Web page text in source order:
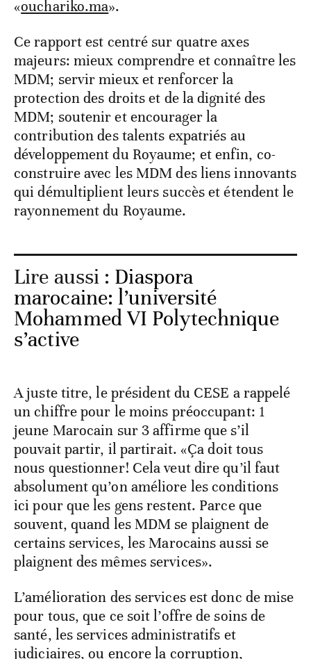
«ouchariko.ma».
Ce rapport est centré sur quatre axes
majeurs: mieux comprendre et connaître les
MDM; servir mieux et renforcer la
protection des droits et de la dignité des
MDM; soutenir et encourager la
contribution des talents expatriés au
développement du Royaume; et enfin, co-
construire avec les MDM des liens innovants
qui démultiplient leurs succès et étendent le
rayonnement du Royaume.
Lire aussi : Diaspora
marocaine: l’université
Mohammed VI Polytechnique
s’active
A juste titre, le président du CESE a rappelé
un chiffre pour le moins préoccupant: 1
jeune Marocain sur 3 affirme que s’il
pouvait partir, il partirait. «Ça doit tous
nous questionner! Cela veut dire qu’il faut
absolument qu’on améliore les conditions
ici pour que les gens restent. Parce que
souvent, quand les MDM se plaignent de
certains services, les Marocains aussi se
plaignent des mêmes services».
L’amélioration des services est donc de mise
pour tous, que ce soit l’offre de soins de
santé, les services administratifs et
judiciaires, ou encore la corruption,